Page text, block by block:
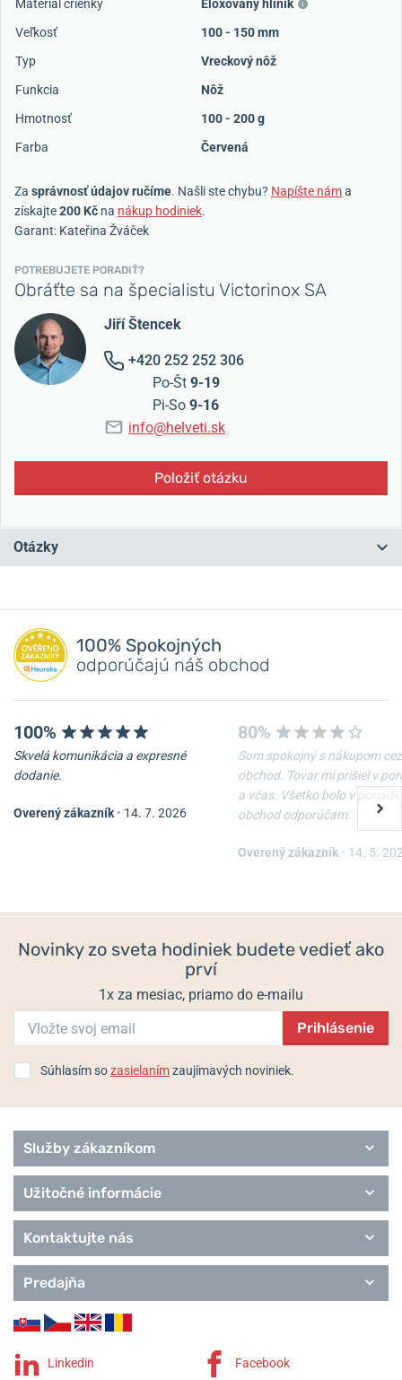
Materiál črienky
Eloxovaný hliník
Veľkosť
100 - 150 mm
Typ
Vreckový nôž
Funkcia
Nôž
Hmotnosť
100 - 200 g
Farba
Červená
Za správnosť údajov ručíme. Našli ste chybu? Napíšte náma
získajte200 Kč na nákup hodiniek.
Garant: Kateřina Žváček
POTREBUJETE PORADIŤ?
Obráťte sa na špecialistu Victorinox SA
Jiří Štencek
+420 252 252 306
Po-Št 9-19
Pi-So 9-16
info@helveti.sk
Položiť otázku
Otázky
Máte otázku? Zanechajte nám komentár
Pridať dotaz
100% Spokojných
odporúčajú náš obchod
100%
Skvelá komunikácia a expresné
dodanie.
Overený zákazník • 14. 7. 2026
80%
Som spokojný s nákupom cez
obchod. Tovar mi prišiel v
a včas. Všetko bolo v
obchod odporúčam.
Overený zákazník • 14. 5.
Novinky zo sveta hodiniek budete vedieť ako
prví
1x za mesiac, priamo do e-mailu
Prihlásenie
Súhlasím sozasielanímzaujímavých noviniek.
Služby zákazníkom
Užitočné informácie
Kontaktujte nás
Predajňa
Linkedin Facebook